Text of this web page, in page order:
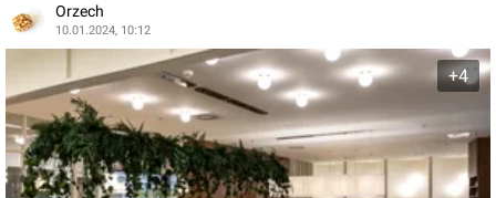
Orzech
10.01.2024, 10:12
+4